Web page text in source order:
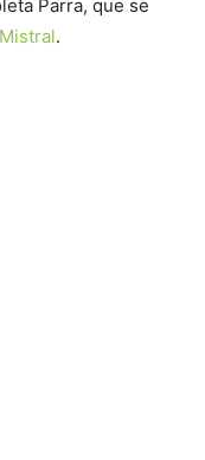
Parra, que se
.